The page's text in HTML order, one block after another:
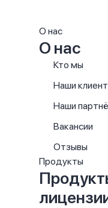
О нас
О нас
Кто мы
Наши
Наши
Вакансии
Отзывы
Продукты